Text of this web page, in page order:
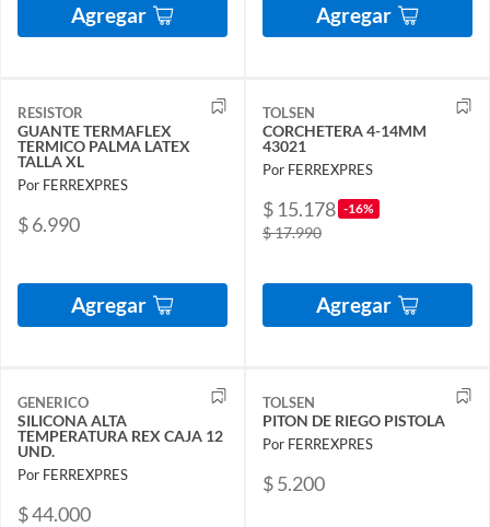
Agregar Agregar
RESISTOR
GUANTE TERMAFLEX
TERMICO PALMA LATEX
TALLA XL
Por FERREXPRES
$ 6.990
Agregar
TOLSEN
CORCHETERA 4-14MM
43021
Por FERREXPRES
$ 15.178 -16%
$ 17.990
Agregar
GENERICO
SILICONA ALTA
TEMPERATURA REX CAJA 12
UND.
Por FERREXPRES
$ 44.000
TOLSEN
PITON DE RIEGO PISTOLA
Por FERREXPRES
$ 5.200